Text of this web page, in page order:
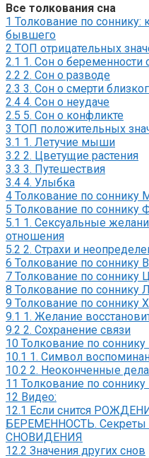
Все толкования сна
1 Толкование по соннику:
бывшего
2 ТОП отрицательных
2.1 1. Сон о
2.2 2. Сон о разводе
2.3 3. Сон о смерти
2.4 4. Сон о неудаче
2.5 5. Сон о конфликте
3 ТОП положительных
3.1 1. Летучие мыши
3.2 2. Цветущие растения
3.3 3. Путешествия
3.4 4. Улыбка
4 Толкование по соннику
5 Толкование по соннику
5.1 1. Сексуальные
отношения
5.2 2. Страхи и
6 Толкование по соннику
7 Толкование по соннику
8 Толкование по соннику
9 Толкование по соннику
9.1 1. Желание
9.2 2. Сохранение связи
10 Толкование по
10.1 1. Символ
10.2 2. Неоконченные
11 Толкование по
12 Видео:
12.1 Если снится
БЕРЕМЕННОСТЬ. Секреты
СНОВИДЕНИЯ
12.2 Значения других снов